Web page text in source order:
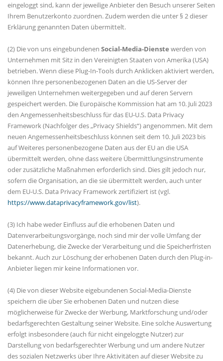
eingeloggt sind, kann der jeweilige Anbieter den Besuch unserer Seiten
Ihrem Benutzerkonto zuordnen. Zudem werden die unter § 2 dieser
Erklärung genannten Daten übermittelt.
(2) Die von uns eingebundenen Social-Media-Dienste werden von
Unternehmen mit Sitz in den Vereinigten Staaten von Amerika (USA)
betrieben. Wenn diese Plug-In-Tools durch Anklicken aktiviert werden,
können Ihre personenbezogenen Daten an die US-Server der
jeweiligen Unternehmen weitergegeben und auf deren Servern
gespeichert werden. Die Europäische Kommission hat am 10. Juli 2023
den Angemessenheitsbeschluss für das EU-U.S. Data Privacy
Framework (Nachfolger des „Privacy Shields“) angenommen. Mit dem
neuen Angemessenheitsbeschluss können seit dem 10. Juli 2023 bis
auf Weiteres personenbezogene Daten aus der EU an die USA
übermittelt werden, ohne dass weitere Übermittlungsinstrumente
oder zusätzliche Maßnahmen erforderlich sind. Dies gilt jedoch nur,
sofern die Organisation, an die sie übermittelt werden, auch unter
dem EU-U.S. Data Privacy Framework zertifiziert ist (vgl.
https://www.dataprivacyframework.gov/list).
(3) Ich habe weder Einfluss auf die erhobenen Daten und
Datenverarbeitungsvorgänge, noch sind mir der volle Umfang der
Datenerhebung, die Zwecke der Verarbeitung und die Speicherfristen
bekannt. Auch zur Löschung der erhobenen Daten durch den Plug-in-
Anbieter liegen mir keine Informationen vor.
(4) Die von dieser Website eigebundenen Social-Media-Dienste
speichern die über Sie erhobenen Daten und nutzen diese
möglicherweise für Zwecke der Werbung, Marktforschung und/oder
bedarfsgerechten Gestaltung seiner Website. Eine solche Auswertung
erfolgt insbesondere (auch für nicht eingeloggte Nutzer) zur
Darstellung von bedarfsgerechter Werbung und um andere Nutzer
des sozialen Netzwerks über Ihre Aktivitäten auf dieser Website zu